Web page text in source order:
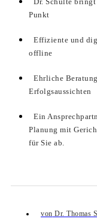
Punkt
Effiziente und
offline
Ehrliche
Erfolgsaussichten
Ein
Planung mit
für Sie ab.
von Dr. Thomas